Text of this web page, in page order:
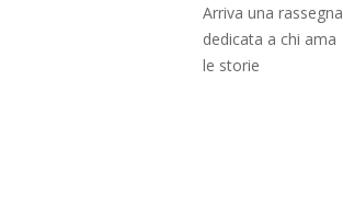
Arriva una rassegna
dedicata a chi ama
le storie